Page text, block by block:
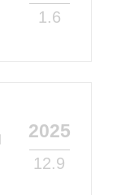
1.6
2025
12.9